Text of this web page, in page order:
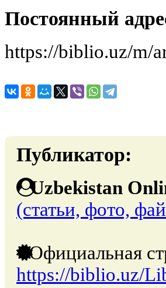
Постоянный
https://biblio.uz/m/
Публикатор:
Uzbekistan
(статьи, фото,
Официальная
https://biblio.uz/